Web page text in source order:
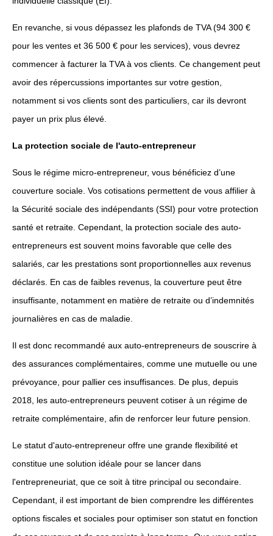
En revanche, si vous dépassez les plafonds de TVA (94 300 €
pour les ventes et 36 500 € pour les services), vous devrez
commencer à facturer la TVA à vos clients. Ce changement peut
avoir des répercussions importantes sur votre gestion,
notamment si vos clients sont des particuliers, car ils devront
payer un prix plus élevé.
La protection sociale de l'auto-entrepreneur
Sous le régime micro-entrepreneur, vous bénéficiez d’une
couverture sociale. Vos cotisations permettent de vous affilier à
la Sécurité sociale des indépendants (SSI) pour votre protection
santé et retraite. Cependant, la protection sociale des auto-
entrepreneurs est souvent moins favorable que celle des
salariés, car les prestations sont proportionnelles aux revenus
déclarés. En cas de faibles revenus, la couverture peut être
insuffisante, notamment en matière de retraite ou d’indemnités
journalières en cas de maladie.
Il est donc recommandé aux auto-entrepreneurs de souscrire à
des assurances complémentaires, comme une mutuelle ou une
prévoyance, pour pallier ces insuffisances. De plus, depuis
2018, les auto-entrepreneurs peuvent cotiser à un régime de
retraite complémentaire, afin de renforcer leur future pension.
Le statut d'auto-entrepreneur offre une grande flexibilité et
constitue une solution idéale pour se lancer dans
l'entrepreneuriat, que ce soit à titre principal ou secondaire.
Cependant, il est important de bien comprendre les différentes
options fiscales et sociales pour optimiser son statut en fonction